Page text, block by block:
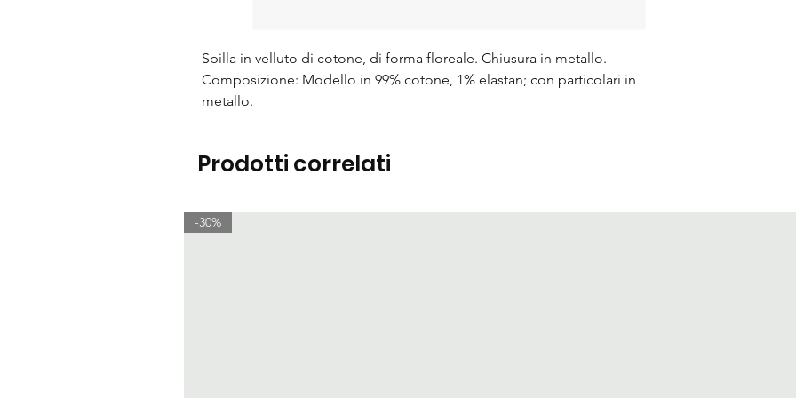
Spilla in velluto di cotone, di forma floreale. Chiusura in metallo.
Composizione: Modello in 99% cotone, 1% elastan; con particolari in
metallo.
Prodotti correlati
-30%